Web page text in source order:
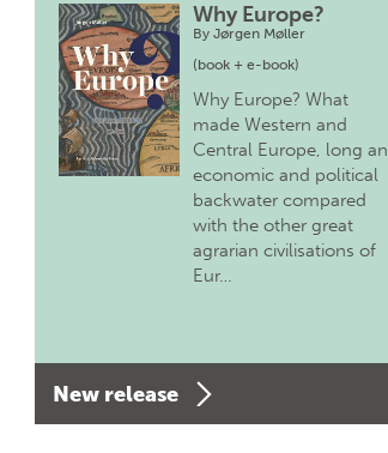
Why Europe?
By Jørgen Møller
(book + e-book)
Why Europe? What
made Western and
Central Europe, long an
economic and political
backwater compared
with the other great
agrarian civilisations of
Eur…
New release